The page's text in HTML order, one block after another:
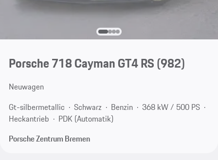
Porsche 718 Cayman GT4 RS(982)
Neuwagen
Gt-silbermetallic
Schwarz Benzin
368 kW / 500 PS
Heckantrieb
PDK (Automatik)
Porsche Zentrum Bremen